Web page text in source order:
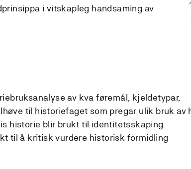
i vitskapleg handsaming av
av kva føremål, kjeldetypar,
til historiefaget som pregar ulik bruk av
historie blir brukt til identitetsskaping
til å kritisk vurdere historisk formidling